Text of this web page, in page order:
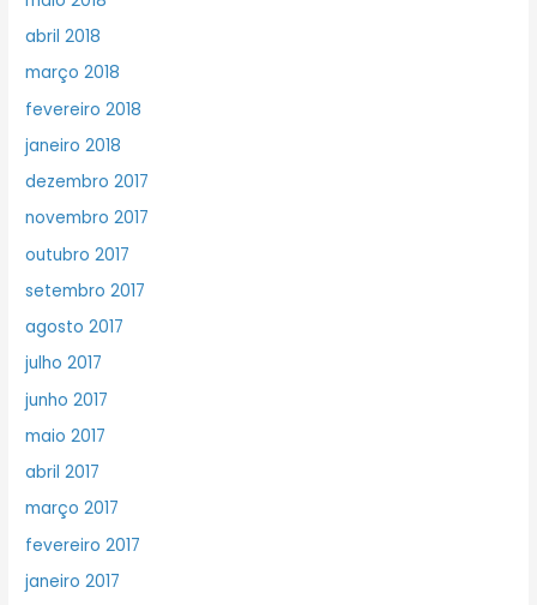
abril 2018
março 2018
fevereiro 2018
janeiro 2018
dezembro 2017
novembro 2017
outubro 2017
setembro 2017
agosto 2017
julho 2017
junho 2017
maio 2017
abril 2017
março 2017
fevereiro 2017
janeiro 2017